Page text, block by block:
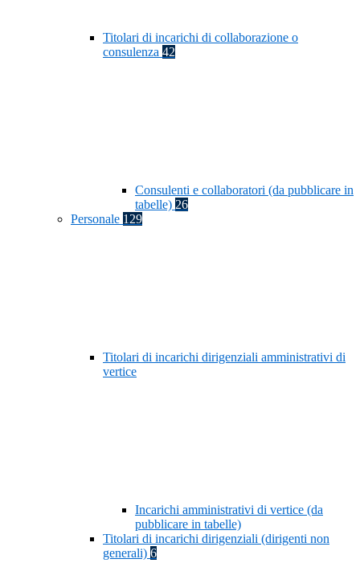
Titolari di incarichi di collaborazione o
consulenza 42
Consulenti e collaboratori (da pubblicare in
tabelle) 26
Personale 129
Titolari di incarichi dirigenziali amministrativi di
vertice
Incarichi amministrativi di vertice (da
pubblicare in tabelle)
Titolari di incarichi dirigenziali (dirigenti non
generali) 6